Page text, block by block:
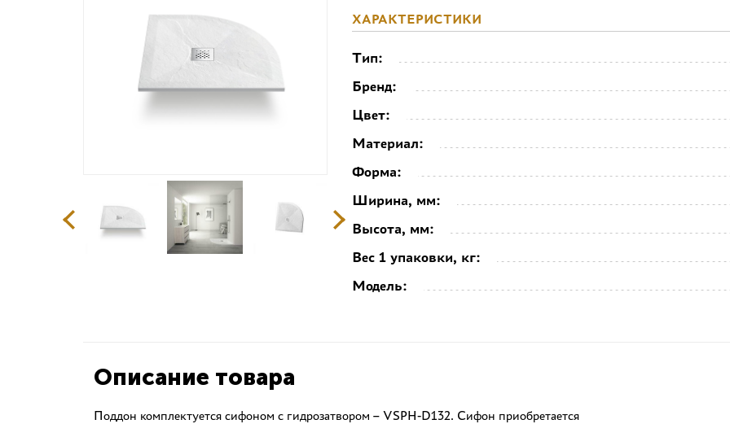
ХАРАКТЕРИСТИКИ
Тип:
Бренд:
Цвет:
Материал:
Форма:
Ширина, мм:
Высота, мм:
Вес 1 упаковки, кг:
Модель:
Описание товара
Поддон комплектуется сифоном с гидрозатвором – VSPH-D132. Сифон приобретается